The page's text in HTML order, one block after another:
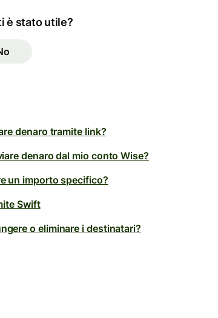
è stato utile?
denaro tramite link?
denaro dal mio conto Wise?
un importo specifico?
Swift
o eliminare i destinatari?